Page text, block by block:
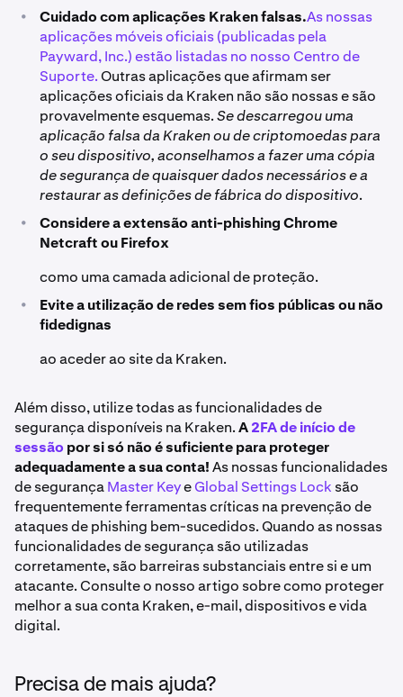
• Cuidado com aplicações Kraken falsas.As nossas
aplicações móveis oficiais (publicadas pela
Payward, Inc.) estão listadas no nosso Centro de
Suporte.Outras aplicações que afirmam ser
aplicações oficiais da Kraken não são nossas e são
provavelmente esquemas.​Se descarregou uma
aplicação falsa da Kraken ou de criptomoedas para
o seu dispositivo, aconselhamos a fazer uma cópia
de segurança de quaisquer dados necessários e a
restaurar as definições de fábrica do dispositivo.
•
Considere a extensão anti-phishing Chrome
Netcraft ou Firefox
como uma camada adicional de proteção.
•
Evite a utilização de redes sem fios públicas ou não
fidedignas
ao aceder ao site da Kraken.
Além disso, utilize todas as funcionalidades de
segurança disponíveis na Kraken.A2FA de início de
sessão por si só não é suficiente para proteger
adequadamente a sua conta!As nossas funcionalidades
de segurançaMaster KeyeGlobal Settings Lock são
frequentemente ferramentas críticas na prevenção de
ataques de phishing bem-sucedidos. Quando as nossas
funcionalidades de segurança são utilizadas
corretamente, são barreiras substanciais entre si e um
atacante. Consulte o nosso artigo sobre como proteger
melhor a sua conta Kraken, e-mail, dispositivos e vida
digital.
Precisa de mais ajuda?